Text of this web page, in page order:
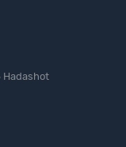
Hadashot